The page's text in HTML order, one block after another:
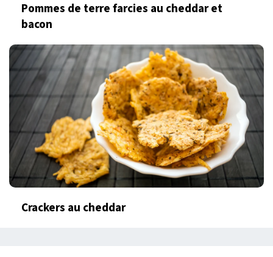
Pommes de terre farcies au cheddar et
bacon
Crackers au cheddar